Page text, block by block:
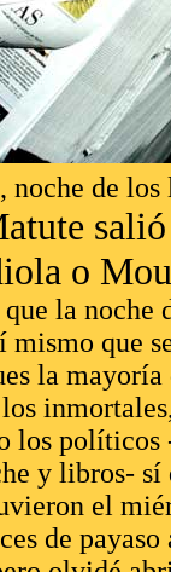
noche de
o
que la
mismo que
la
los políticos
y libros-
el
de